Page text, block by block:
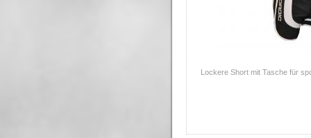
Lockere Short mit Tasche für